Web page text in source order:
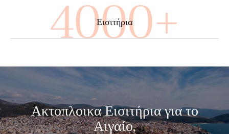
4000+
Εισιτήρια
Ακτοπλοικα Εισιτήρια για το
Αιγαίο,